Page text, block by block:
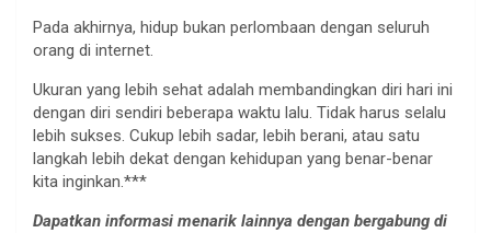
Pada akhirnya, hidup bukan perlombaan dengan seluruh
orang di internet.
Ukuran yang lebih sehat adalah membandingkan diri hari ini
dengan diri sendiri beberapa waktu lalu. Tidak harus selalu
lebih sukses. Cukup lebih sadar, lebih berani, atau satu
langkah lebih dekat dengan kehidupan yang benar-benar
kita inginkan.***
Dapatkan informasi menarik lainnya dengan bergabung di